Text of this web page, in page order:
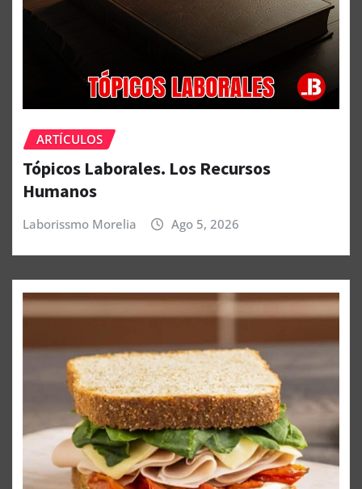
ARTÍCULOS
Tópicos Laborales. Los Recursos
Humanos
Laborissmo Morelia Ago 5, 2026